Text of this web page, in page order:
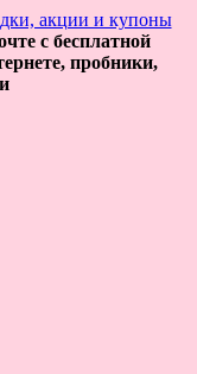
с бесплатной
пробники,